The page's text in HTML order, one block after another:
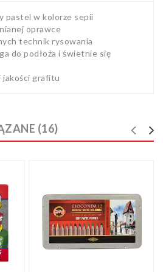
pastel w kolorze sepii
oprawce
technik rysowania
do podłoża i świetnie się
jakości grafitu
(16)